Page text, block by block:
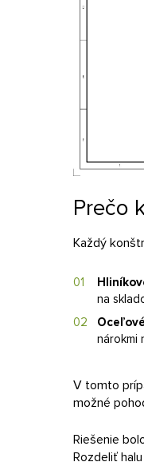
Prečo
Každý
na
nárokmi
V tomto
možné
Riešenie
Rozdeliť